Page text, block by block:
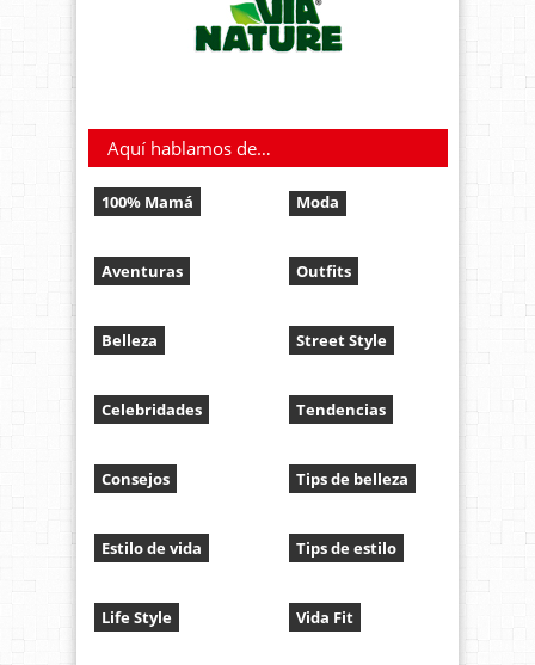
Aquí hablamos de…
100% Mamá
Aventuras
Belleza
Celebridades
Consejos
Estilo de vida
Life Style
Moda
Outfits
Street Style
Tendencias
Tips de belleza
Tips de estilo
Vida Fit